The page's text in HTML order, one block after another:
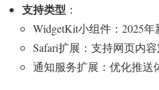
支持类型 ：
WidgetKit小组件：2025年
Safari扩展：支持网页内容
通知服务扩展：优化推送